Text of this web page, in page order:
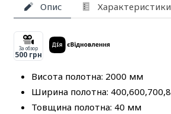
Опис Характеристики
За обзор
500 грн
Висота полотна: 2000 мм
Ширина полотна:
Товщина полотна: 40 мм